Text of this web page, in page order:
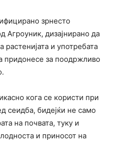
зрнесто
Агроуник, дизајнирано да
растенијата и употребата
придонесе за поодржливо
кога се користи при
сеидба, бидејќи не само
на почвата, туку и
и приносот на